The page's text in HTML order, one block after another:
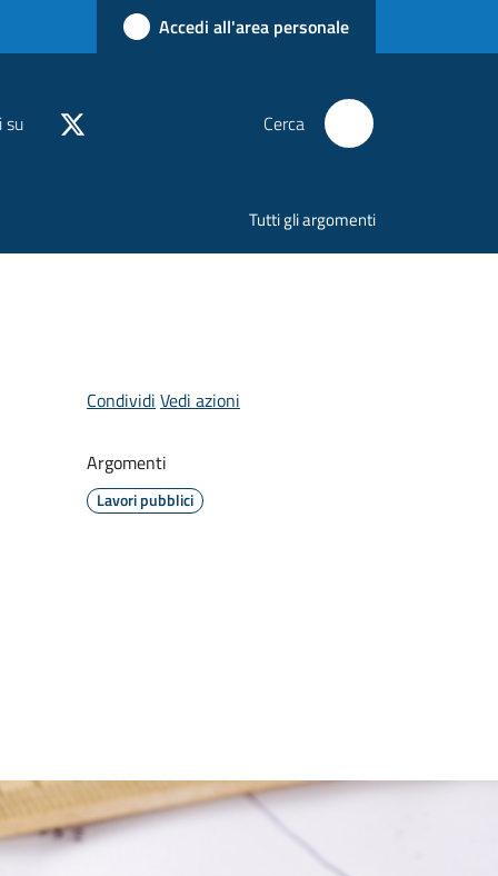
Accedi all'area personale
su Cerca
Tutti gli argomenti
Condividi Vedi azioni
Argomenti
Lavori pubblici